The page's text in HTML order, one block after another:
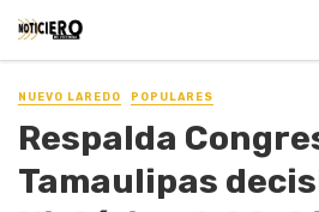
NUEVO LAREDO POPULARES
Respalda
Tamaulipas